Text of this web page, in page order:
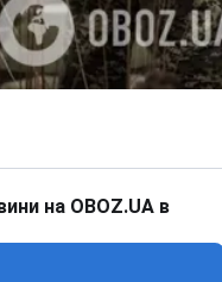
на OBOZ.UA в